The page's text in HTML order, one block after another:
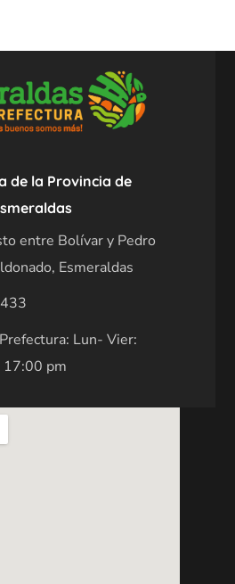
de la Provincia de
entre Bolívar y Pedro
Esmeraldas
Lun- Vier:
pm